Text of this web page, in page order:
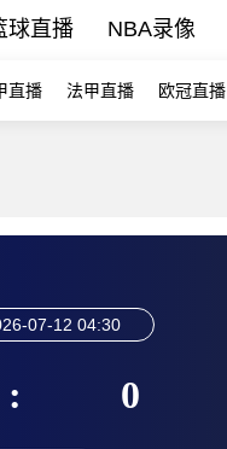
球直播 NBA录像
直播 法甲直播 欧冠直播
07-12 04:30
: 0